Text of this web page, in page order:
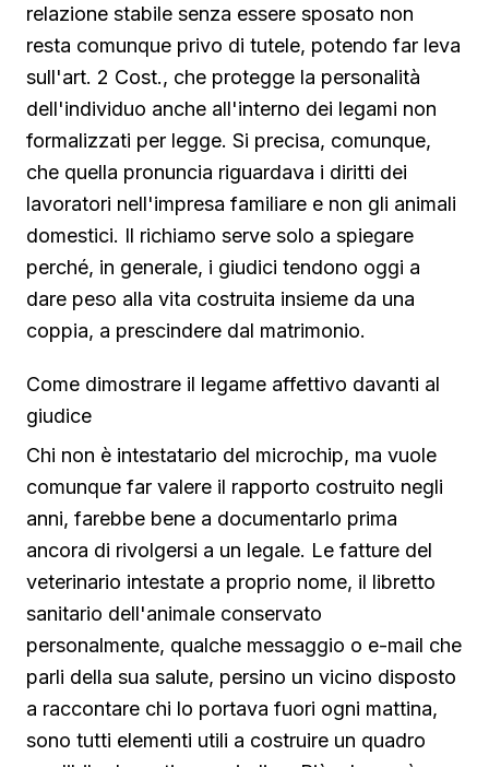
relazione stabile senza essere sposato non
resta comunque privo di tutele, potendo far leva
sull'art. 2 Cost., che protegge la personalità
dell'individuo anche all'interno dei legami non
formalizzati per legge. Si precisa, comunque,
che quella pronuncia riguardava i diritti dei
lavoratori nell'impresa familiare e non gli animali
domestici. Il richiamo serve solo a spiegare
perché, in generale, i giudici tendono oggi a
dare peso alla vita costruita insieme da una
coppia, a prescindere dal matrimonio.
Come dimostrare il legame affettivo davanti al
giudice
Chi non è intestatario del microchip, ma vuole
comunque far valere il rapporto costruito negli
anni, farebbe bene a documentarlo prima
ancora di rivolgersi a un legale. Le fatture del
veterinario intestate a proprio nome, il libretto
sanitario dell'animale conservato
personalmente, qualche messaggio o e-mail che
parli della sua salute, persino un vicino disposto
a raccontare chi lo portava fuori ogni mattina,
sono tutti elementi utili a costruire un quadro